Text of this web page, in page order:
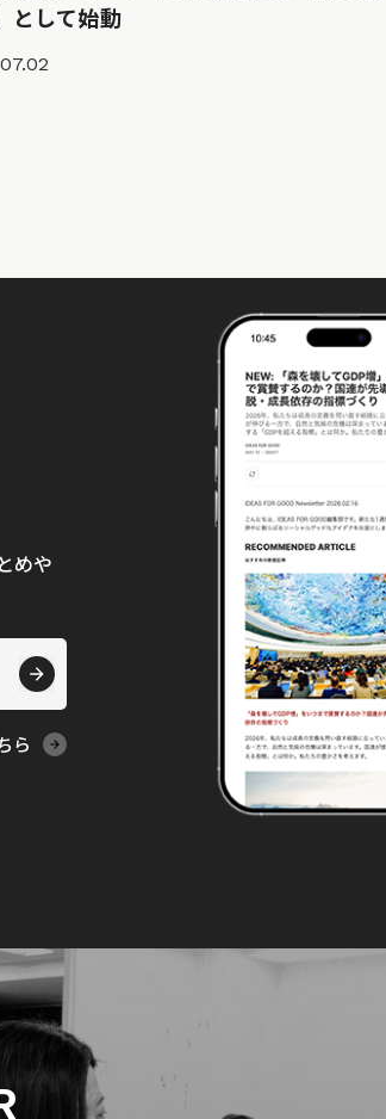
として始動
めや
ら